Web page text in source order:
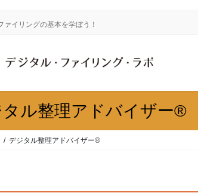
ァイリングの基本を学ぼう！
ル整理アドバイザー®
デジタル整理アドバイザー®